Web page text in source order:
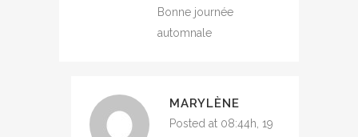
Bonne journée
automnale
MARYLÈNE
Posted at 08:44h, 19